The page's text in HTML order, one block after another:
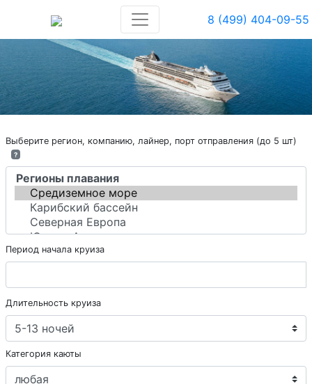
8 (499) 404-09-55
Выберите регион, компанию, лайнер, порт отправления (до 5 шт)
?
Период начала круиза
Длительность круиза
Категория каюты